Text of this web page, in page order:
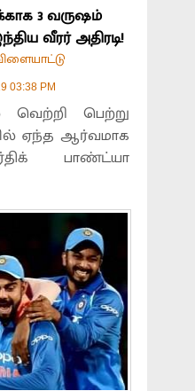
3 வருஷம்
வீரர் அதிரடி!
03:38 PM
வெற்றி பெற்று
ஏந்த ஆர்வமாக
பாண்ட்யா